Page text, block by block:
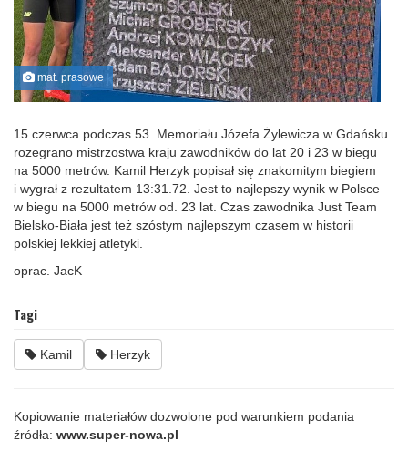
mat. prasowe
15 czerwca podczas 53. Memoriału Józefa Żylewicza w Gdańsku
rozegrano mistrzostwa kraju zawodników do lat 20 i 23 w biegu
na 5000 metrów. Kamil Herzyk popisał się znakomitym biegiem
i wygrał z rezultatem 13:31.72. Jest to najlepszy wynik w Polsce
w biegu na 5000 metrów od. 23 lat. Czas zawodnika Just Team
Bielsko-Biała jest też szóstym najlepszym czasem w historii
polskiej lekkiej atletyki.
oprac. JacK
Tagi
Kamil Herzyk
Kopiowanie materiałów dozwolone pod warunkiem podania
źródła: www.super-nowa.pl